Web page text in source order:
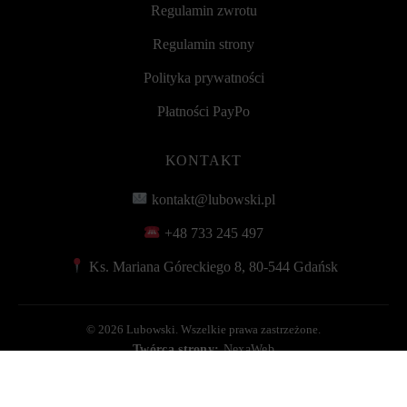
Regulamin zwrotu
Regulamin strony
Polityka prywatności
Płatności PayPo
KONTAKT
kontakt@lubowski.pl
+48 733 245 497
Ks. Mariana Góreckiego 8, 80-544 Gdańsk
© 2026 Lubowski. Wszelkie prawa zastrzeżone.
Twórca strony: NexaWeb